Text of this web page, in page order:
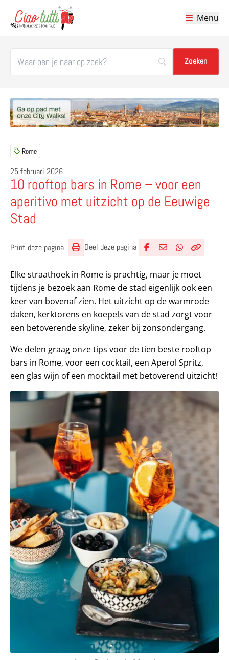
Menu
Rome
25 februari 2026
10 rooftop bars in Rome – voor een
aperitivo met uitzicht op de Eeuwige
Stad
Print deze pagina Deel deze pagina
Elke straathoek in Rome is prachtig, maar je moet
tijdens je bezoek aan Rome de stad eigenlijk ook een
keer van bovenaf zien. Het uitzicht op de warmrode
daken, kerktorens en koepels van de stad zorgt voor
een betoverende skyline, zeker bij zonsondergang.
We delen graag onze tips voor de tien beste rooftop
bars in Rome, voor een cocktail, een Aperol Spritz,
een glas wijn of een mocktail met betoverend uitzicht!